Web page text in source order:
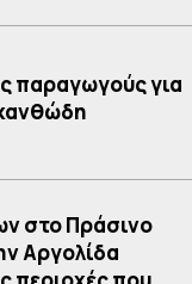
παραγωγούς για
στο Πράσινο
Αργολίδα